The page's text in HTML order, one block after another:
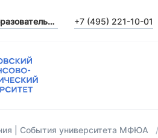
Сведения об образовательной организации +7 (495) 221-10-01
| События университета МФЮА